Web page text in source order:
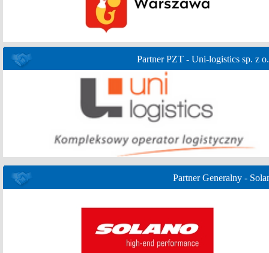
Partner PZT - Uni-logistics sp. z
Partner Generalny -